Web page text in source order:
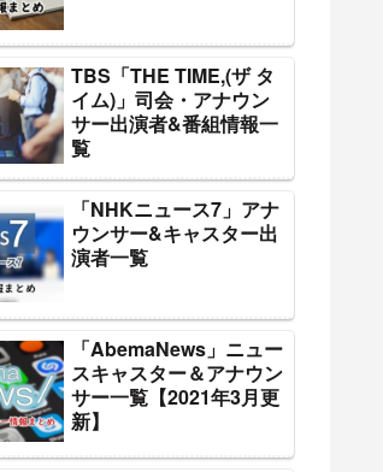
TBS「THE TIME,(ザ タ
イム)」司会・アナウン
サー出演者&番組情報一
覧
「NHKニュース7」アナ
ウンサー&キャスター出
演者一覧
「AbemaNews」ニュー
スキャスター＆アナウン
サー一覧【2021年3月更
新】